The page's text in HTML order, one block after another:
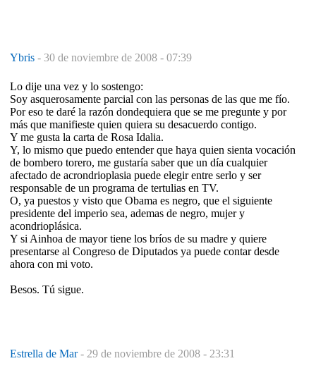
Ybris - 30 de noviembre de 2008 - 07:39
Lo dije una vez y lo sostengo:
Soy asquerosamente parcial con las personas de las que me fío.
Por eso te daré la razón dondequiera que se me pregunte y por
más que manifieste quien quiera su desacuerdo contigo.
Y me gusta la carta de Rosa Idalia.
Y, lo mismo que puedo entender que haya quien sienta vocación
de bombero torero, me gustaría saber que un día cualquier
afectado de acrondrioplasia puede elegir entre serlo y ser
responsable de un programa de tertulias en TV.
O, ya puestos y visto que Obama es negro, que el siguiente
presidente del imperio sea, ademas de negro, mujer y
acondrioplásica.
Y si Ainhoa de mayor tiene los bríos de su madre y quiere
presentarse al Congreso de Diputados ya puede contar desde
ahora con mi voto.
Besos. Tú sigue.
Estrella de Mar- 29 de noviembre de 2008 - 23:31